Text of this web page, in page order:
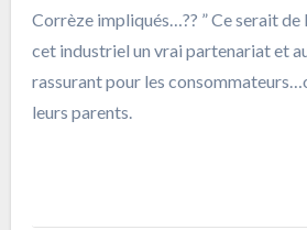
Corrèze impliqués…?? ” Ce serait de
cet industriel un vrai partenariat et
rassurant pour les
leurs parents.